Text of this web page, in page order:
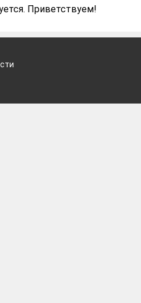
Приветствуем!